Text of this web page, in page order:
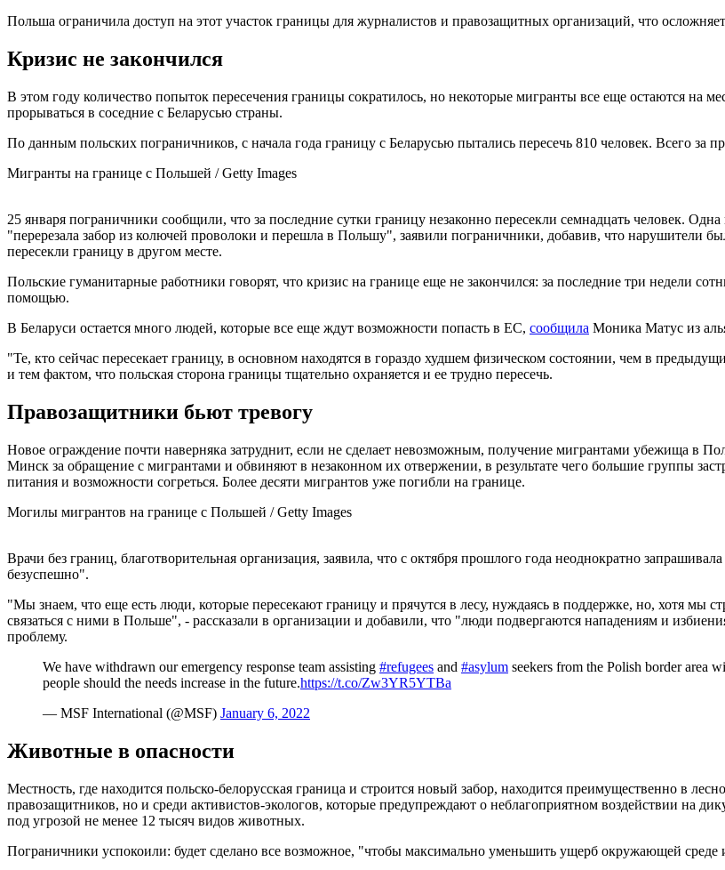
Польша ограничила доступ на этот участок границы для журналистов и правозащитных организаций, что
Кризис не закончился
В этом году количество попыток пересечения границы сократилось, но некоторые мигранты все еще остаются на
прорываться в соседние с Беларусью страны.
По данным польских пограничников, с начала года границу с Беларусью пытались пересечь 810 человек. Всего за
Мигранты на границе с Польшей / Getty Images
25 января пограничники сообщили, что за последние сутки границу незаконно пересекли семнадцать человек.
"перерезала забор из колючей проволоки и перешла в Польшу", заявили пограничники, добавив, что нарушители
пересекли границу в другом месте.
Польские гуманитарные работники говорят, что кризис на границе еще не закончился: за последние три недели
помощью.
В Беларуси остается много людей, которые все еще ждут возможности попасть в ЕС, сообщила Моника Матус из
"Те, кто сейчас пересекает границу, в основном находятся в гораздо худшем физическом состоянии, чем в
и тем фактом, что польская сторона границы тщательно охраняется и ее трудно пересечь.
Правозащитники бьют тревогу
Новое ограждение почти наверняка затруднит, если не сделает невозможным, получение мигрантами убежища в
Минск за обращение с мигрантами и обвиняют в незаконном их отвержении, в результате чего большие группы
питания и возможности согреться. Более десяти мигрантов уже погибли на границе.
Могилы мигрантов на границе с Польшей / Getty Images
Врачи без границ, благотворительная организация, заявила, что с октября прошлого года неоднократно
безуспешно".
"Мы знаем, что еще есть люди, которые пересекают границу и прячутся в лесу, нуждаясь в поддержке, но, хотя мы
связаться с ними в Польше", - рассказали в организации и добавили, что "люди подвергаются нападениям и
проблему.
We have withdrawn our emergency response team assisting #refugees and #asylum seekers from the Polish border area
people should the needs increase in the future.https://t.co/Zw3YR5YTBa
— MSF International (@MSF) January 6, 2022
Животные в опасности
Местность, где находится польско-белорусская граница и строится новый забор, находится преимущественно в
правозащитников, но и среди активистов-экологов, которые предупреждают о неблагоприятном воздействии на
под угрозой не менее 12 тысяч видов животных.
Пограничники успокоили: будет сделано все возможное, "чтобы максимально уменьшить ущерб окружающей